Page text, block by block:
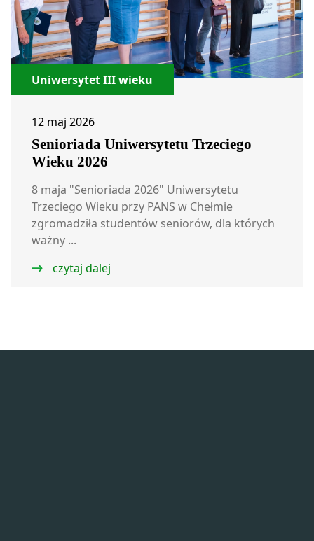
Uniwersytet III wieku
12 maj 2026
Senioriada Uniwersytetu Trzeciego
Wieku 2026
8 maja "Senioriada 2026" Uniwersytetu
Trzeciego Wieku przy PANS w Chełmie
zgromadziła studentów seniorów, dla których
ważny ...
czytaj dalej